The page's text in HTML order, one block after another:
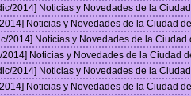
2014] Noticias y Novedades de la
Noticias y Novedades de la Ciudad
2014] Noticias y Novedades de la
2014] Noticias y Novedades de la Ciudad
2014] Noticias y Novedades de la
Noticias y Novedades de la Ciudad